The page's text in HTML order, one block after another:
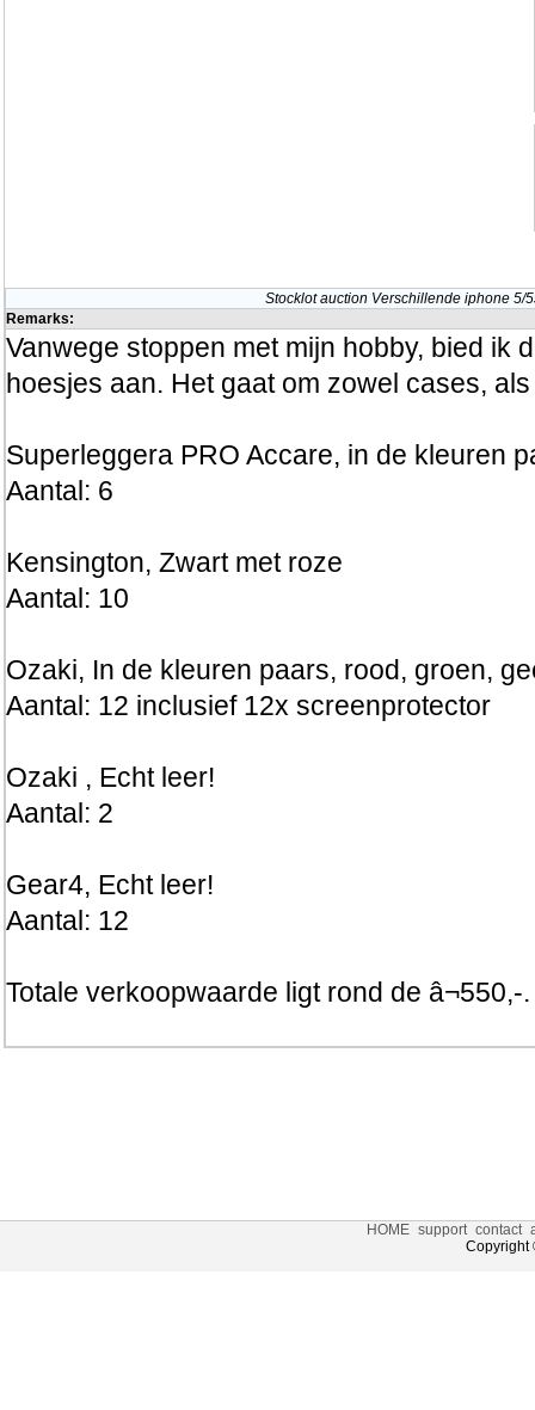
Stocklot auction Verschillende iphone 5/
Remarks:
Vanwege stoppen met mijn hobby, bied ik
hoesjes aan. Het gaat om zowel cases,
Superleggera PRO Accare, in de kleuren
Aantal: 6
Kensington, Zwart met roze
Aantal: 10
Ozaki, In de kleuren paars, rood, groen,
Aantal: 12 inclusief 12x screenprotector
Ozaki , Echt leer!
Aantal: 2
Gear4, Echt leer!
Aantal: 12
Totale verkoopwaarde ligt rond de â¬550,-.
HOME support contact
Copyright